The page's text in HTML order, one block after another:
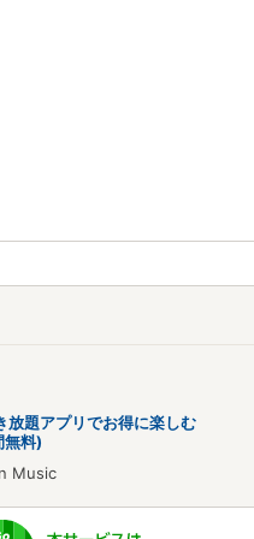
放題アプリでお得に楽しむ
料)
Music